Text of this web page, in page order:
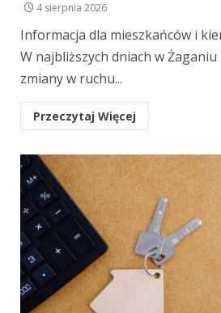
4 sierpnia 2026
Informacja dla mieszkańców i
W najbliższych dniach w
zmiany w ruchu...
Przeczytaj Więcej